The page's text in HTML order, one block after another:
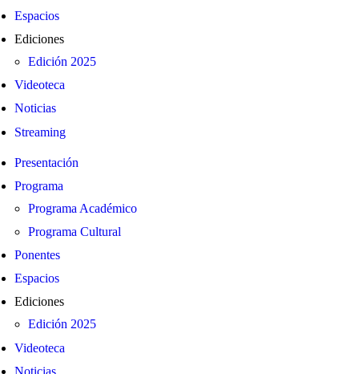
Espacios
Ediciones
Edición 2025
Videoteca
Noticias
Streaming
Presentación
Programa
Programa Académico
Programa Cultural
Ponentes
Espacios
Ediciones
Edición 2025
Videoteca
Noticias